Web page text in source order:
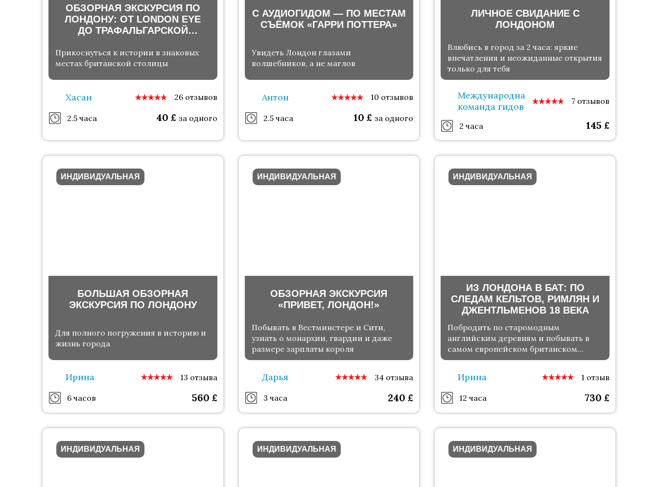
ОБЗОРНАЯ ЭКСКУРСИЯ ПО
ЛОНДОНУ: ОТ LONDON EYE
ДО ТРАФАЛЬГАРСКОЙ
Прикоснуться к истории в знаковых
местах британской столицы
Хасан 26 отзывов
2.5 часа 40 £ за одного
С АУДИОГИДОМ — ПО МЕСТАМ
СЪЁМОК «ГАРРИ ПОТТЕРА»
Увидеть Лондон глазами
волшебников, а не маглов
Антон 10 отзывов
2.5 часа 10£ за одного
ЛИЧНОЕ СВИДАНИЕ С
ЛОНДОНОМ
Влюбись в город за 2 часа: яркие
впечатления и неожиданные открытия
только для тебя
Международная
команда гидов
7 отзывов
2 часа 145 £
ИНДИВИДУАЛЬНАЯ
БОЛЬШАЯ ОБЗОРНАЯ
ЭКСКУРСИЯ ПО ЛОНДОНУ
Для полного погружения в историю и
жизнь города
Ирина 13 отзыва
6 часов 560 £
ИНДИВИДУАЛЬНАЯ
ОБЗОРНАЯ ЭКСКУРСИЯ
«ПРИВЕТ, ЛОНДОН!»
Побывать в Вестминстере и Сити,
узнать о монархии, гвардии и даже
размере зарплаты короля
Дарья 34 отзыва
3 часа 240£
ИНДИВИДУАЛЬНАЯ
ИЗ ЛОНДОНА В БАТ: ПО
СЛЕДАМ КЕЛЬТОВ, РИМЛЯН И
ДЖЕНТЛЬМЕНОВ 18 ВЕКА
Побродить по старомодным
английским деревням и побывать в
самом европейском британском
городе
Ирина 1 отзыв
12 часа 730 £
ИНДИВИДУАЛЬНАЯ ИНДИВИДУАЛЬНАЯ ИНДИВИДУАЛЬНАЯ